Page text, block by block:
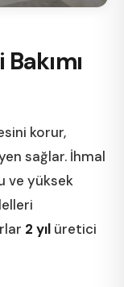
korur,
sağlar. İhmal
ve yüksek
2 yıl üretici